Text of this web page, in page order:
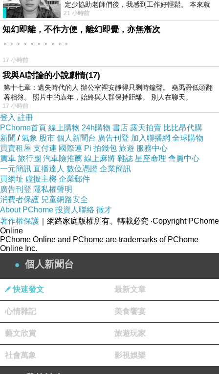
而在孩子國三的那年，見過最後一面之後，就再
也沒有見過面了。
這段期間，一定是孩子生命的大風暴，
爸媽離婚了，媽媽一想起爸爸就哭，也
因此，不准提到爸爸，是家裡的禁忌。
或是，每回不聽話，總愛想起爸爸的妹妹，經常
為了想念爸爸和媽媽翻臉。
身為哥哥的他，心中一定很糾結壓抑吧！
媽媽也許為了躲開爸爸想念孩子的各種尋找，
有各式各樣的遠離，變動，
想起這些，會心痛的我，總是盡量往好處想，
想著，至少，兄妹兩在一起。
我會想像這兩個孩子就是自己的孩子，
若是，當我失心而經常哀嘆時，爸爸不在身邊，
能彼此互相陪伴和好，就是生命的紮根了。
最近，記憶有些淡去，於是，打開照片，狠狠
地，狠狠地，凝視著。
然後，身體記憶回來了。
定少協助老師們後，我感到工作好輕鬆。 本來就
不是我的工作啊。 真
21 小時前
知幻即離，不作方便，離幻即覺，亦無漸次
。。。。。。。。。。
17 小時前
我與AI討論的小說劇情(17)
第十七章：遺失時代的人 辦公室裡安靜得只剩時鐘聲。 堯禹舜低頭翻
著相簿。 照片中的袁年，始終與人群保持距離。 別人在聊天。
17 小時前
登入 註冊
PChome首頁 線上購物 24h購物 書店 露天拍賣 比比昂代購
新聞 /氣象 股市 個人新聞台 廣告刊登 加入聯播網 全球購物
買賣租屋 支付連 國際連 Pi 拍錢包 旅遊 服務中心
買車 旅行團 汽車險推薦 線上麻將 雜誌 星座命理 會員中心
一元簡訊 直播達人 數位憑證 企業簡訊
買網址 虛擬主機 企業郵件
廣告刊登 隱私權聲明
消費者保護 兒童網路安全
About PChome 投資人聯絡 徵才
著作權保護 ｜網路家庭版權所有、轉載必究 ‧Copyright PChome
Online
PChome Online and PChome are trademarks of PChome
Online Inc.
個人新聞台
快速發文 最新文章
心情雜記 美食饗宴
藝文欣賞 旅遊玩家
社會萬象 影視娛樂